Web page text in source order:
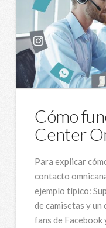
Cómo
Center
Para explicar
contacto
ejemplo típico:
de camisetas y
fans de Facebook